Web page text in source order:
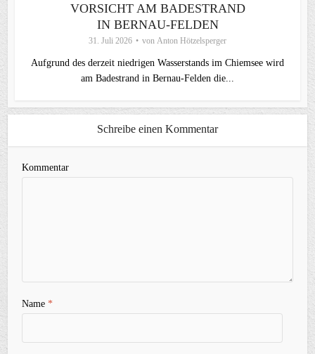
VORSICHT AM BADESTRAND
IN BERNAU-FELDEN
31. Juli 2026 von Anton Hötzelsperger
Aufgrund des derzeit niedrigen Wasserstands im Chiemsee wird
am Badestrand in Bernau-Felden die...
Schreibe einen Kommentar
Kommentar
Name*